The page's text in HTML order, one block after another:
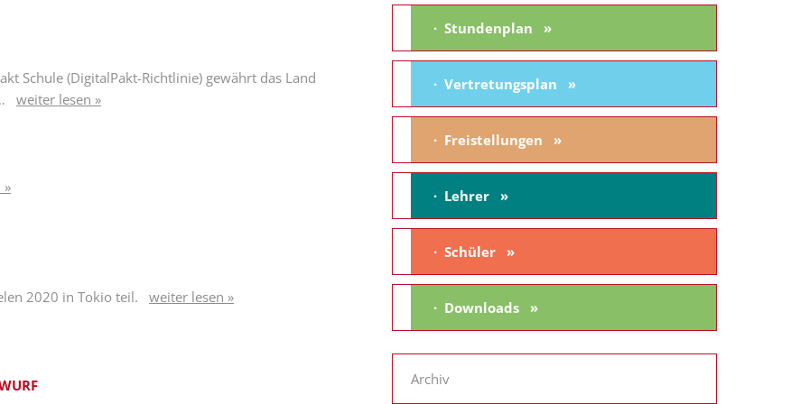
Schule (DigitalPakt-Richtlinie) gewährt das Land
weiter lesen »
»
2020 in Tokio teil. weiter lesen »
Stundenplan
Vertretungsplan
Freistellungen
Lehrer
Schüler
Downloads
Archiv